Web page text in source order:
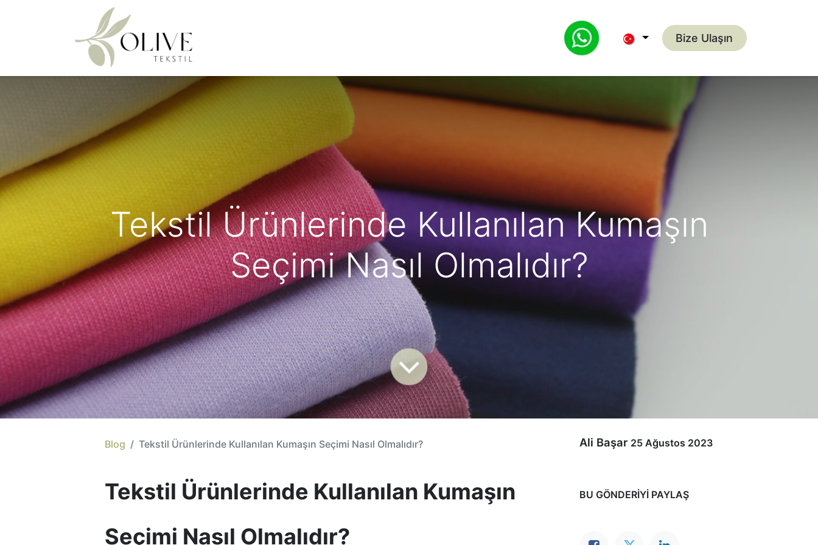
Bize Ulaşın FAQ Blog Bize Ulaşın
Tekstil Ürünlerinde Kullanılan Kumaşın
Seçimi Nasıl Olmalıdır?
Blog Tekstil Ürünlerinde Kullanılan Kumaşın Seçimi Nasıl Olmalıdır?
Tekstil Ürünlerinde Kullanılan Kumaşın
Seçimi Nasıl Olmalıdır?
Ali Başar 25 Ağustos 2023
BU GÖNDERIYI PAYLAŞ